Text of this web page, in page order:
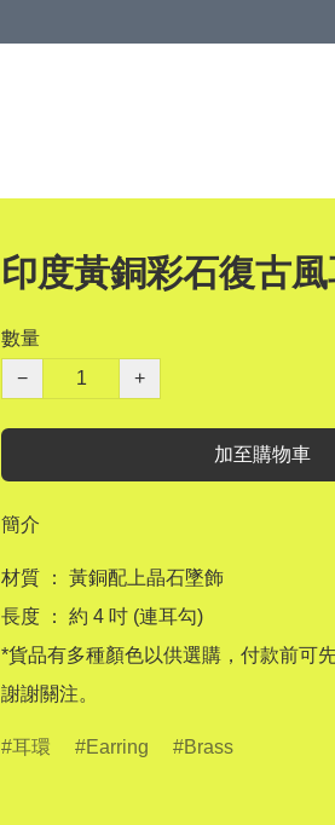
印度黃銅彩石復古
數量
−
+
加至購物車
簡介
材質 ： 黃銅配上晶石墜飾
長度 ： 約 4 吋 (連耳勾)
*貨品有多種顏色以供選購，付款前可
謝謝關注。
耳環 Earring Brass